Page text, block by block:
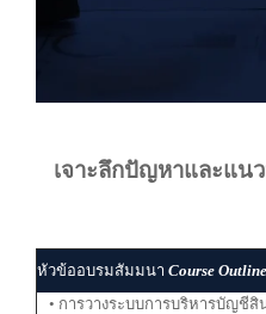
เจาะลึกปัญหาและแน
หัวข้ออบรมสัมมนา Course Outline
• การวางระบบการบริหารบัญชี